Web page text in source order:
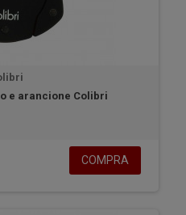
e arancione Colibri
COMPRA